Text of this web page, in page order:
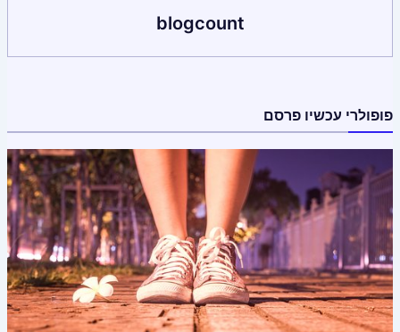
blogcount
פופולרי עכשיו פרסם